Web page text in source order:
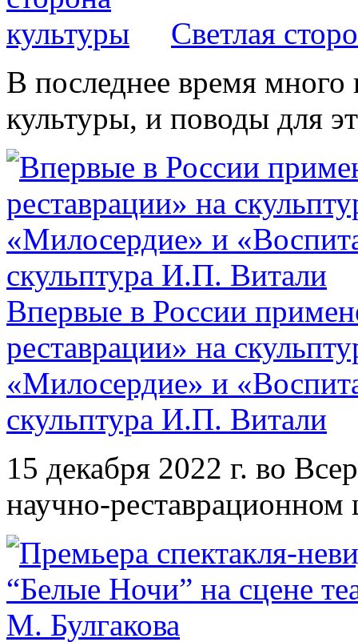
Светлая
В последнее время
культуры, и поводы для
Впервые в России
реставрации» на
«Милосердие» и
скульптура И.П. Витали
15 декабря 2022 г. во
научно-